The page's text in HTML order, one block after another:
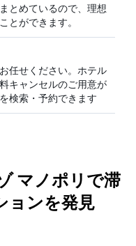
とめているので、理想
とができます。
任せください。ホテル
キャンセルのご用意が
検索・予約できます
マノポリで滞
ョンを発見